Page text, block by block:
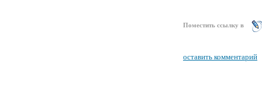
Поместить ссылку в
оставить комментарий